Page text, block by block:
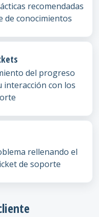
recomendadas
de conocimientos
del progreso
interacción con los
rellenando el
de soporte